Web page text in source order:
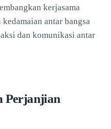
kerjasama
antar bangsa
dan komunikasi antar
Perjanjian